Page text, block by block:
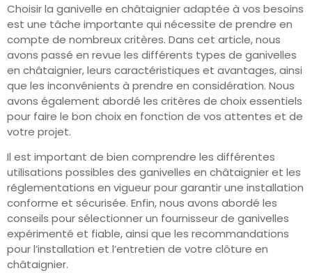
Choisir la ganivelle en châtaignier adaptée à vos besoins
est une tâche importante qui nécessite de prendre en
compte de nombreux critères. Dans cet article, nous
avons passé en revue les différents types de ganivelles
en châtaignier, leurs caractéristiques et avantages, ainsi
que les inconvénients à prendre en considération. Nous
avons également abordé les critères de choix essentiels
pour faire le bon choix en fonction de vos attentes et de
votre projet.
Il est important de bien comprendre les différentes
utilisations possibles des ganivelles en châtaignier et les
réglementations en vigueur pour garantir une installation
conforme et sécurisée. Enfin, nous avons abordé les
conseils pour sélectionner un fournisseur de ganivelles
expérimenté et fiable, ainsi que les recommandations
pour l’installation et l’entretien de votre clôture en
châtaignier.